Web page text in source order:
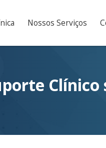
Nossos Serviços
Clínico